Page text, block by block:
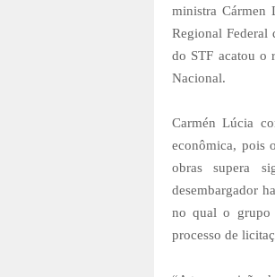
ministra Cármen
Regional Federal
do STF acatou o
Nacional.
Carmén Lúcia
econômica, pois
obras supera
desembargador
no qual o grupo
processo de